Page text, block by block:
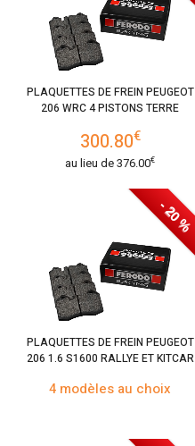
PLAQUETTES DE FREIN PEUGEOT
206 WRC 4 PISTONS TERRE
300.80€
au lieu de376.00€
- 20 %
PLAQUETTES DE FREIN PEUGEOT
206 1.6 S1600 RALLYE ET KITCAR
4 modèles au choix